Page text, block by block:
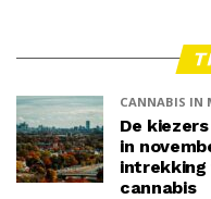
CANNABIS IN
De
in
intrekking
cannabis